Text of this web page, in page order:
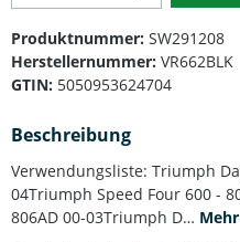
Produktnummer: SW291208
Herstellernummer: VR662BLK
GTIN: 5050953624704
Beschreibung
Verwendungsliste: Triumph
04Triumph Speed Four 600 -
806AD 00-03Triumph D… Mehr